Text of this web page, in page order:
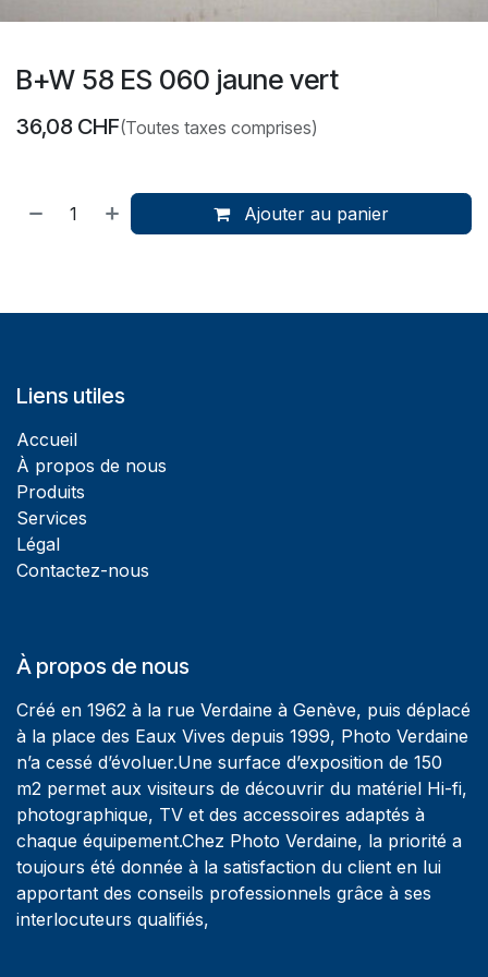
B+W 58 ES 060 jaune vert
36,08 CHF(Toutes taxes comprises)
Ajouter au panier
Liens utiles
Accueil
À propos de nous
Produits
Services
Légal
Contactez-nous
À propos de nous
Créé en 1962 à la rue Verdaine à Genève, puis déplacé
à la place des Eaux Vives depuis 1999, Photo Verdaine
n’a cessé d’évoluer.Une surface d’exposition de 150
m2 permet aux visiteurs de découvrir du matériel Hi-fi,
photographique, TV et des accessoires adaptés à
chaque équipement.Chez Photo Verdaine, la priorité a
toujours été donnée à la satisfaction du client en lui
apportant des conseils professionnels grâce à ses
interlocuteurs qualifiés,